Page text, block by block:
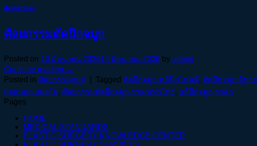
ศัลยกรรมจมูก
ศัลยกรรมตัดปีกจมูก
Posted on 10 มิถุนายน 202614 มิถุนายน 2026 by admin
Continue reading →
Posted in ศัลยกรรมจมูก Tagged ตัดปีกจมูก คลินิกไหนดี, ตัดปีกจมูก ผู้ชาย
แผลนอก แผลใน, ศัลยกรรมตัดปีกจมูก ราคาเท่าไหร่, แก้ปีกจมูก ราคา
Pages
HOME
MEDICAL STANDARDS
PLASTIC SURGERY KNOWLEDGE CENTER